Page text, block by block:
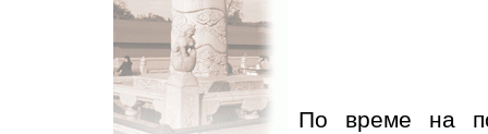
По време на